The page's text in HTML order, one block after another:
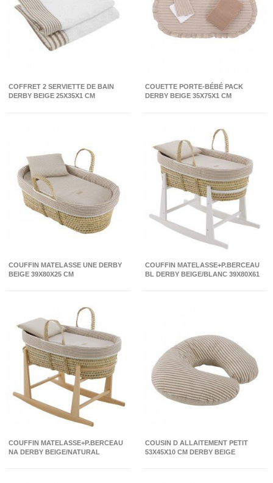
COFFRET 2 SERVIETTE DE BAIN
DERBY BEIGE 25X35X1 CM
COUETTE PORTE-BÉBÉ PACK
DERBY BEIGE 35X75X1 CM
COUFFIN MATELASSE UNE DERBY
BEIGE 39X80X25 CM
COUFFIN MATELASSE+P.BERCEAU
BL DERBY BEIGE/BLANC 39X80X61
COUFFIN MATELASSE+P.BERCEAU
NA DERBY BEIGE/NATURAL
COUSIN D ALLAITEMENT PETIT
53X45X10 CM DERBY BEIGE